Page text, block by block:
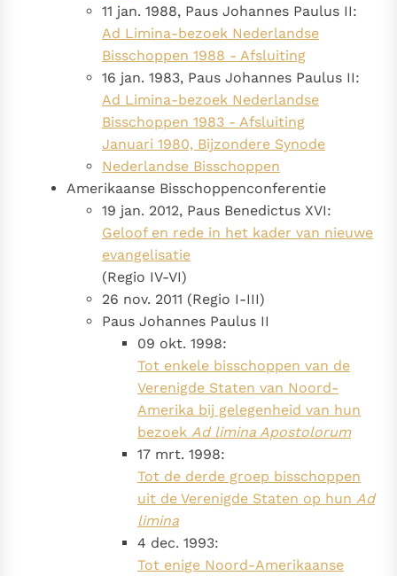
11 jan. 1988, Paus Johannes Paulus II:
Ad Limina-bezoek Nederlandse
Bisschoppen 1988 - Afsluiting
16 jan. 1983, Paus Johannes Paulus II:
Ad Limina-bezoek Nederlandse
Bisschoppen 1983 - Afsluiting
Januari 1980, Bijzondere Synode
Nederlandse Bisschoppen
Amerikaanse Bisschoppenconferentie
19 jan. 2012, Paus Benedictus XVI:
Geloof en rede in het kader van nieuwe
evangelisatie
(Regio IV-VI)
26 nov. 2011 (Regio I-III)
Paus Johannes Paulus II
09 okt. 1998:
Tot enkele bisschoppen van de
Verenigde Staten van Noord-
Amerika bij gelegenheid van hun
bezoek Ad limina Apostolorum
17 mrt. 1998:
Tot de derde groep bisschoppen
uit de Verenigde Staten op hun Ad
limina
4 dec. 1993:
Tot enige Noord-Amerikaanse